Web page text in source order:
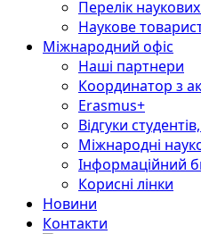
Перелік
Наукове
Міжнародний офіс
Наші партнери
Координатор з
Erasmus+
Відгуки
Міжнародні
Інформаційний
Корисні лінки
Новини
Контакти